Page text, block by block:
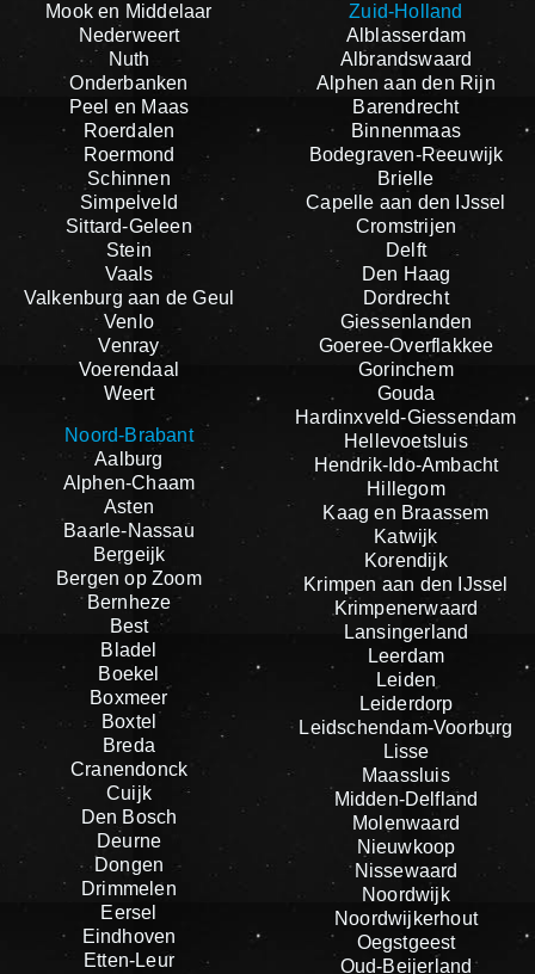
Mook en Middelaar
Nederweert
Nuth
Onderbanken
Peel en Maas
Roerdalen
Roermond
Schinnen
Simpelveld
Sittard-Geleen
Stein
Vaals
Valkenburg aan de Geul
Venlo
Venray
Voerendaal
Weert
Noord-Brabant
Aalburg
Alphen-Chaam
Asten
Baarle-Nassau
Bergeijk
Bergen op Zoom
Bernheze
Best
Bladel
Boekel
Boxmeer
Boxtel
Breda
Cranendonck
Cuijk
Den Bosch
Deurne
Dongen
Drimmelen
Eersel
Eindhoven
Etten-Leur
Zuid-Holland
Alblasserdam
Albrandswaard
Alphen aan den Rijn
Barendrecht
Binnenmaas
Bodegraven-Reeuwijk
Brielle
Capelle aan den IJssel
Cromstrijen
Delft
Den Haag
Dordrecht
Giessenlanden
Goeree-Overflakkee
Gorinchem
Gouda
Hardinxveld-Giessendam
Hellevoetsluis
Hendrik-Ido-Ambacht
Hillegom
Kaag en Braassem
Katwijk
Korendijk
Krimpen aan den IJssel
Krimpenerwaard
Lansingerland
Leerdam
Leiden
Leiderdorp
Leidschendam-Voorburg
Lisse
Maassluis
Midden-Delfland
Molenwaard
Nieuwkoop
Nissewaard
Noordwijk
Noordwijkerhout
Oegstgeest
Oud-Beijerland